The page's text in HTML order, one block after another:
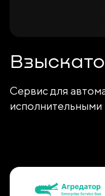
Сервис для
исполнительными